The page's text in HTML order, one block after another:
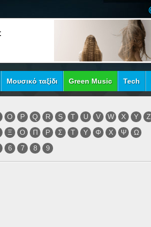
Μουσικό ταξίδι Green Music Tech
O P Q R S T U V W X Y
Z
Ξ Ο Π Ρ Σ Τ Υ Φ Χ Ψ
Ω
6 7 8 9